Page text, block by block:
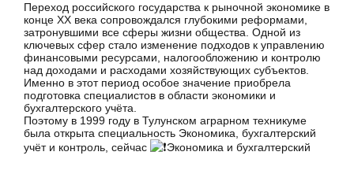
Переход российского государства к рыночной экономике в
конце XX века сопровождался глубокими реформами,
затронувшими все сферы жизни общества. Одной из
ключевых сфер стало изменение подходов к управлению
финансовыми ресурсами, налогообложению и контролю
над доходами и расходами хозяйствующих субъектов.
Именно в этот период особое значение приобрела
подготовка специалистов в области экономики и
бухгалтерского учёта.
Поэтому в 1999 году в Тулунском аграрном техникуме
была открыта специальность Экономика, бухгалтерский
учёт и контроль, сейчас
Экономика и бухгалтерский